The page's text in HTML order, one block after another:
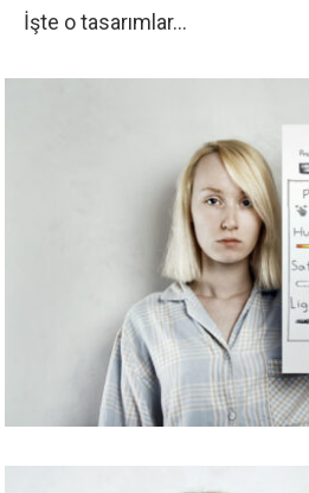
İşte o tasarımlar…